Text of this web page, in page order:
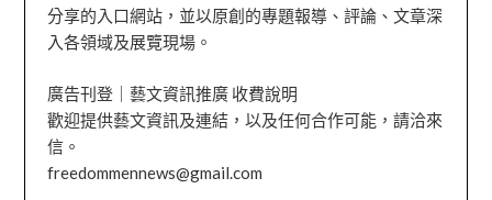
分享的入口網站，並以原創的專題報導、評論、文章深
入各領域及展覽現場。
廣告刊登｜藝文資訊推廣 收費說明
歡迎提供藝文資訊及連結，以及任何合作可能，請洽來
信。
freedommennews@gmail.com